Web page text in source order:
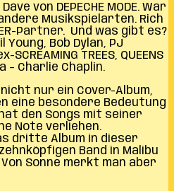
von DEPECHE MODE. War
Musikspielarten. Rich
Partner. Und was gibt es?
Young, Bob Dylan, PJ
TREES, QUEENS
– Charlie Chaplin.
nur ein Cover-Album,
eine besondere Bedeutung
den Songs mit seiner
Note verliehen.
dritte Album in dieser
Band in Malibu
Sonne merkt man aber